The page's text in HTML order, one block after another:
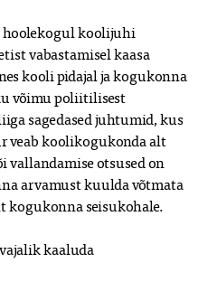
hoolekogul koolijuhi
vabastamisel kaasa
kooli pidajal ja kogukonna
võimu poliitilisest
sagedased juhtumid, kus
koolikogukonda alt
otsused on
arvamust kuulda võtmata
kogukonna seisukohale.
kaaluda